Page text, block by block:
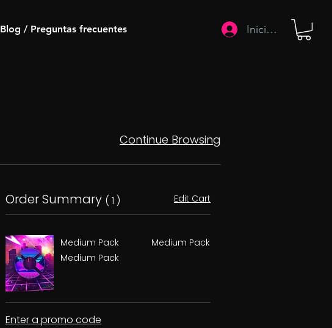
Blog / Preguntas frecuentes Iniciar sesión
Continue Browsing
Order Summary ( 1 ) Edit Cart
Medium Pack
Medium Pack
Medium Pack
Enter a promo code